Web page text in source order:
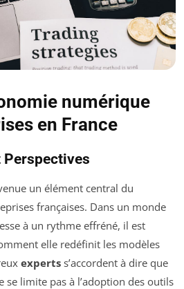
numérique
en France
un élément central du
françaises. Dans un monde
à un rythme effréné, il est
elle redéfinit les modèles
experts s’accordent à dire que
se limite pas à l’adoption des outils